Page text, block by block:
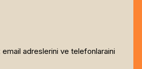
adreslerini ve telefonlaraini